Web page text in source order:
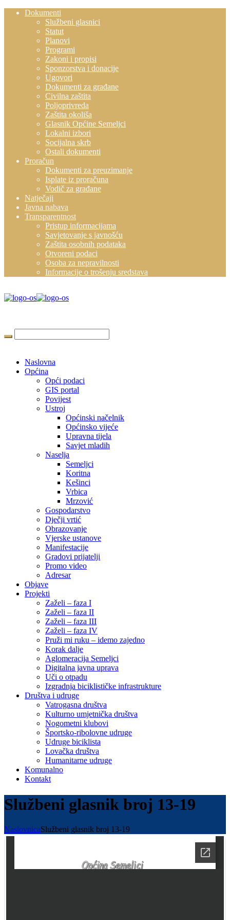
Dokumenti
Službeni glasnici
Statut
Planovi
Programi
Zakoni i propisi
Sponzorstva i donacije
Ugovori
Dokumenti za građane
Civilna zaštita
Poljoprivreda
Zaštita okoliša
Glasnik Općine Semeljci
Lokalni izbori
Socijalna skrb
Ostali dokumenti
Proračun
Dokumenti za preuzimanje
Isplate iz proračuna
Vodič za građane
Natječaji
Javna nabava
Transparentnost
Pristup informacijama
Savjetovanje s javnošću
Zaštita osobnih podataka
Otvoreni podaci
Osoba za nepravilnosti
Informacije o trošenju sredstava
Naslovna
Općina
Opći podaci
GIS portal
Povijest
Ustroj
Općinski načelnik
Općinsko vijeće
Upravna tijela
Savjet mladih
Naselja
Semeljci
Koritna
Kešinci
Vrbica
Mrzović
Gospodarstvo
Dječji vrtić
Obrazovanje
Vjerske ustanove
Manifestacije
Gradovi prijatelji
Promo video
Adresar
Objave
Projekti
Zaželi – faza I
Zaželi – faza II
Zaželi – faza III
Zaželi – faza IV
Pruži mi ruku – idemo zajedno
Korak dalje
Aglomeracija Semeljci
Digitalna javna uprava
Uči o otpadu
Izgradnja biciklističke infrastrukture
Društva i udruge
Vatrogasna društva
Kulturno umjetnička društva
Nogometni klubovi
Športsko-ribolovne udruge
Udruge biciklista
Lovačka društva
Humanitarne udruge
Komunalno
Kontakt
Službeni glasnik broj 13-19
NaslovnicaSlužbeni glasnik broj 13-19